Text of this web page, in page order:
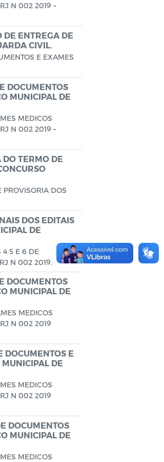
N 002 2019 –
DE ENTREGA DE
CIVIL.
E EXAMES
DOCUMENTOS
MUNICIPAL DE
MEDICOS
N 002 2019 –
TERMO DE
PROVISORIA DOS
DOS EDITAIS
DE
4 5 E 6 DE
N 002 2019.
DOCUMENTOS
MUNICIPAL DE
MEDICOS
N 002 2019
DOCUMENTOS E
DE
MEDICOS
N 002 2019
DOCUMENTOS
MUNICIPAL DE
MEDICOS